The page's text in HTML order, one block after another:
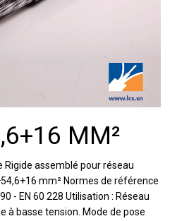
MM²
Rigide assemblé pour réseau
mm² Normes de référence
- EN 60 228 Utilisation : Réseau
à basse tension. Mode de pose